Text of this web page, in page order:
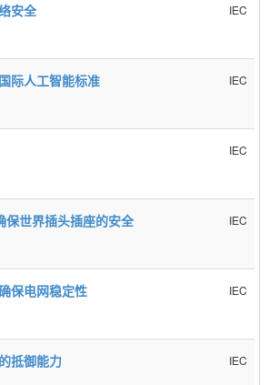
安全
IEC
际人工智能标准
IEC
IEC
保世界插头插座的安全
IEC
保电网稳定性
IEC
抵御能力
IEC